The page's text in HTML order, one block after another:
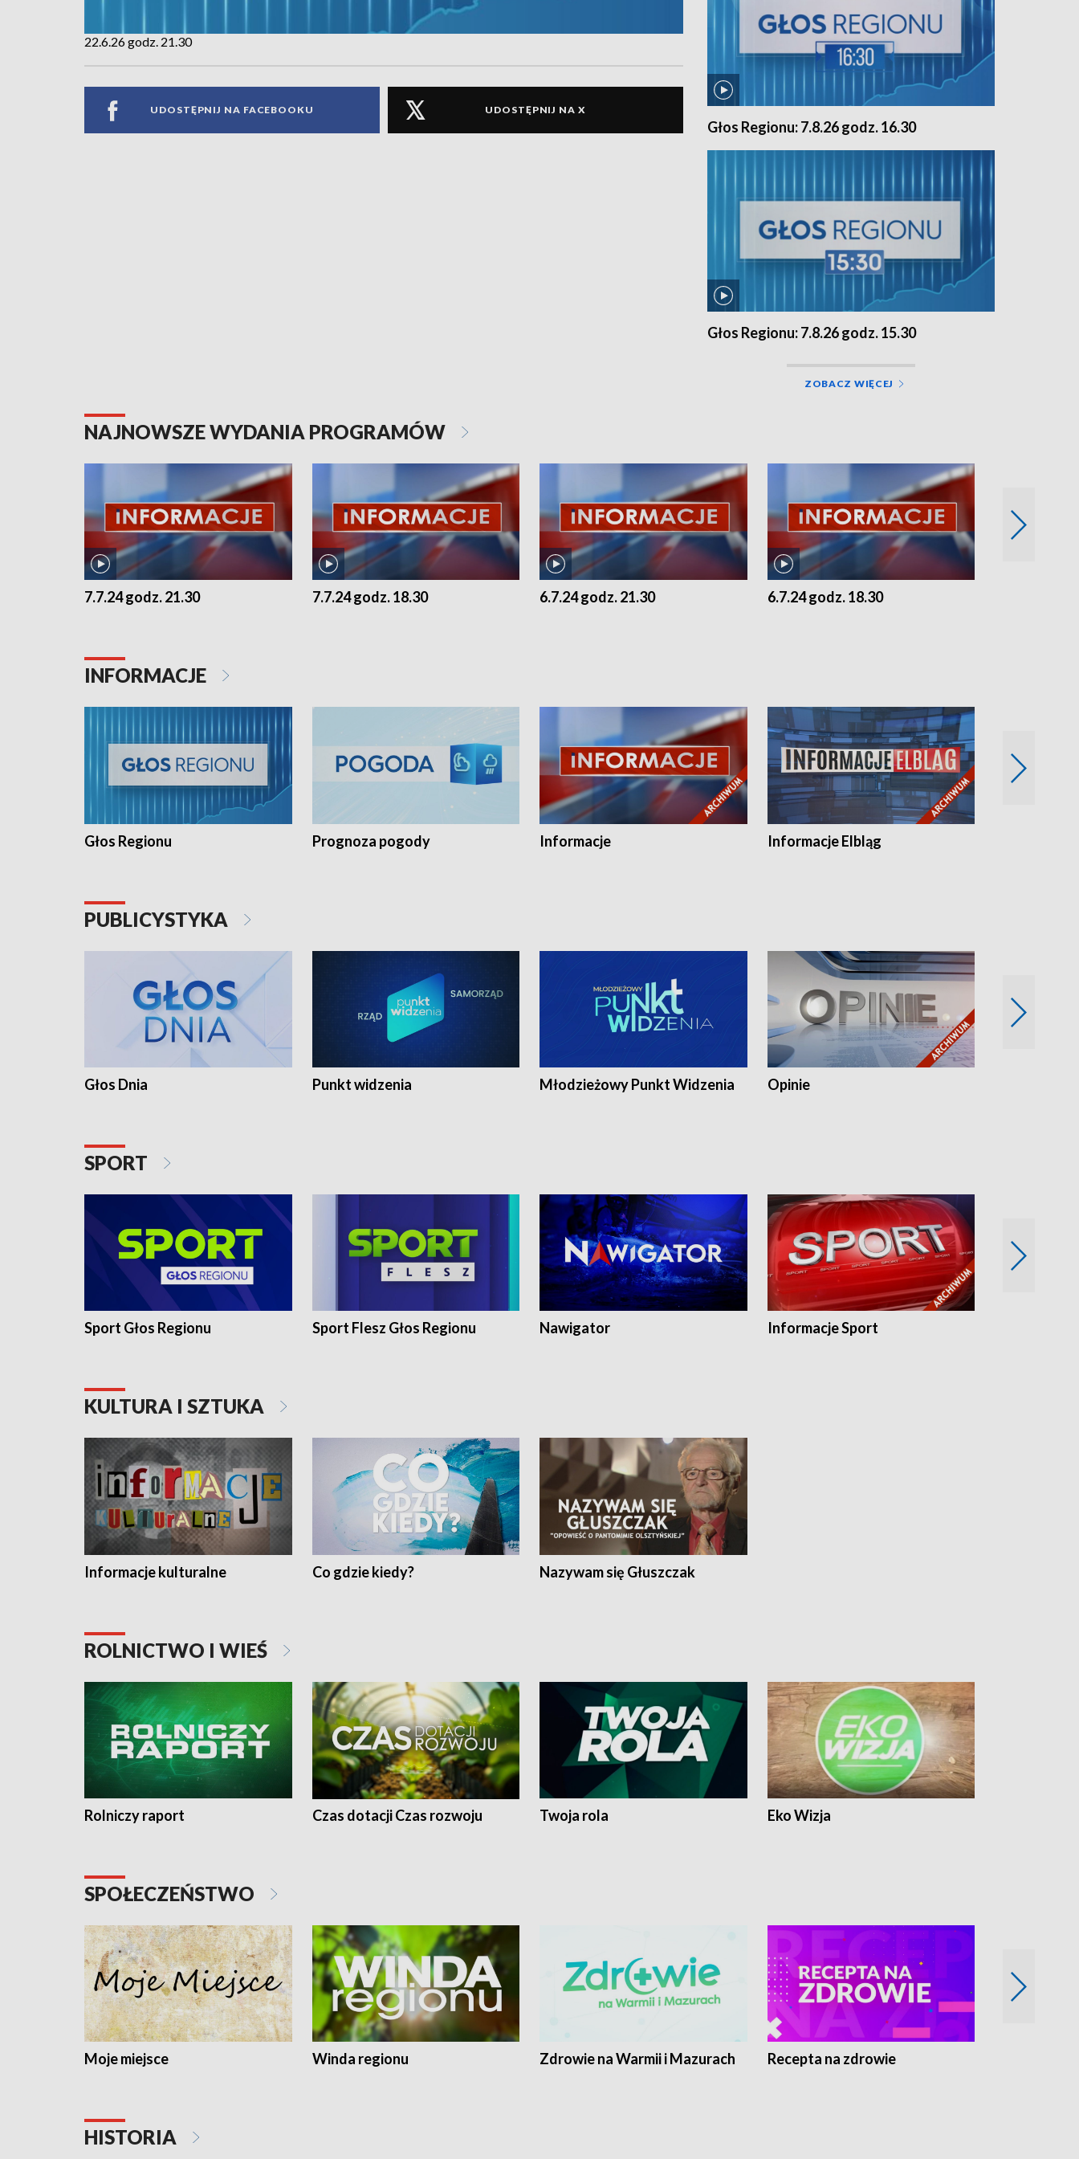
22.6.26 godz. 21.30
UDOSTĘPNIJ NA FACEBOOKU UDOSTĘPNIJ NA X
Głos Regionu: 7.8.26 godz. 16.30
Głos Regionu: 7.8.26 godz. 15.30
ZOBACZ WIĘCEJ
NAJNOWSZE WYDANIA PROGRAMÓW
7.7.24 godz. 21.30 7.7.24 godz. 18.30 6.7.24 godz. 21.30 6.7.24 godz. 18.30
INFORMACJE
Głos Regionu Prognoza pogody Informacje Informacje Elbląg
PUBLICYSTYKA
Głos Dnia Punkt widzenia Młodzieżowy Punkt Widzenia Opinie
SPORT
Sport Głos Regionu Sport Flesz Głos Regionu Nawigator Informacje Sport
KULTURA I SZTUKA
Informacje kulturalne Co gdzie kiedy? Nazywam się Głuszczak
ROLNICTWO I WIEŚ
Rolniczy raport Czas dotacji Czas rozwoju Twoja rola Eko Wizja
SPOŁECZEŃSTWO
Moje miejsce Winda regionu Zdrowie na Warmii i Mazurach Recepta na zdrowie
HISTORIA